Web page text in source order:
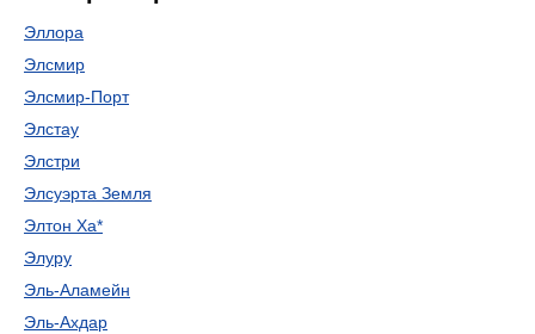
Эллора
Элсмир
Элсмир-Порт
Элстау
Элстри
Элсуэрта Земля
Элтон Ха*
Элуру
Эль-Аламейн
Эль-Ахдар